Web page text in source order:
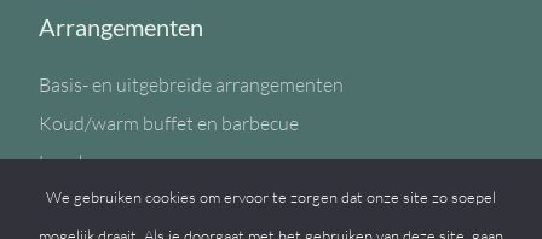
Arrangementen
Basis- en uitgebreide arrangementen
Koud/warm buffet en barbecue
Lunch
Sportzaal
We gebruiken cookies om ervoor te zorgen dat onze site zo soepel